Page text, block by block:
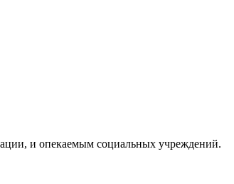
и опекаемым социальных учреждений.